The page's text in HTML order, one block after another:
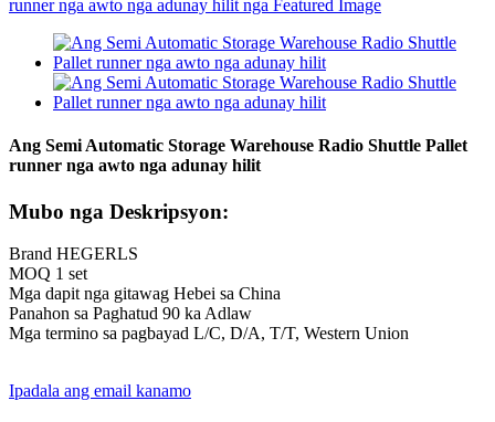
Ang Semi Automatic Storage Warehouse Radio Shuttle Pallet
runner nga awto nga adunay hilit
Mubo nga Deskripsyon:
Brand HEGERLS
MOQ 1 set
Mga dapit nga gitawag Hebei sa China
Panahon sa Paghatud 90 ka Adlaw
Mga termino sa pagbayad L/C, D/A, T/T, Western Union
Ipadala ang email kanamo